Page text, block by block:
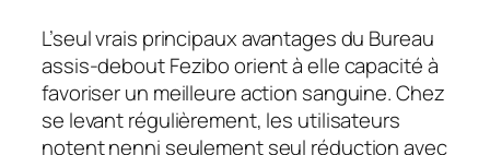
L’seul vrais principaux avantages du Bureau
assis-debout Fezibo orient à elle capacité à
favoriser un meilleure action sanguine. Chez
se levant régulièrement, les utilisateurs
notent nenni seulement seul réduction avec